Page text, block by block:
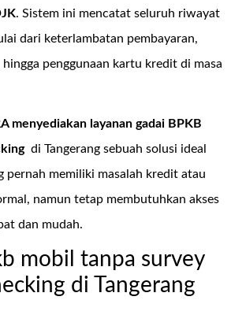
. Sistem ini mencatat seluruh riwayat
dari keterlambatan pembayaran,
penggunaan kartu kredit di masa
menyediakan layanan gadai BPKB
di Tangerang sebuah solusi ideal
pernah memiliki masalah kredit atau
namun tetap membutuhkan akses
dan mudah.
mobil tanpa survey
di Tangerang